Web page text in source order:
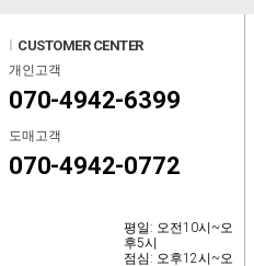
CUSTOMER CENTER
개인고객
070-4942-6399
도매고객
070-4942-0772
평일: 오전10시~오
후5시
점심: 오후12시~오